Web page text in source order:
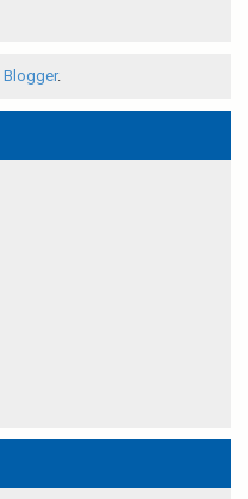
Blogger.